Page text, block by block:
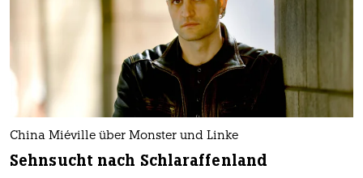
China Miéville über Monster und Linke
Sehnsucht nach Schlaraffenland